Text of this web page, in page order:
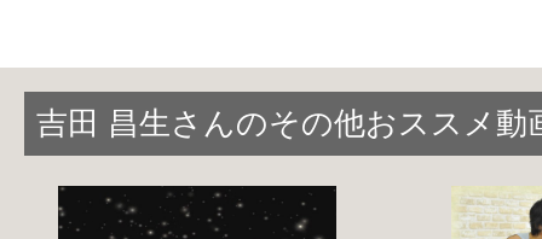
パールシュボッターナ・アサナ（両足を開
ズ）・・・股関節の柔軟性を高める
アルダ・チャンドゥラ・アーサナ（半月の
ヴァシツァ・アーサナ（賢者のポーズ）・
吉田 昌生さんのその他おススメ動